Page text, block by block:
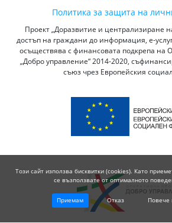
Политика за защита на
Проект „Доразвитие и централизиране
достъп на граждани до информация, е-
осъществява с финансовата подкрепа на
„Добро управление“ 2014-2020,
съюз чрез Европейския
Този сайт използва бисквитки (cookies). Като
се възползвате от оптималното
Приемам Отказ Повече